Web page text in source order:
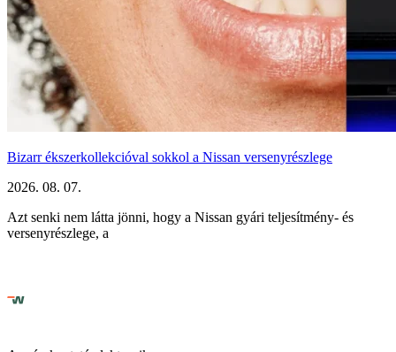
Bizarr ékszerkollekcióval sokkol a Nissan versenyrészlege
2026. 08. 07.
Azt senki nem látta jönni, hogy a Nissan gyári teljesítmény- és
versenyrészlege, a